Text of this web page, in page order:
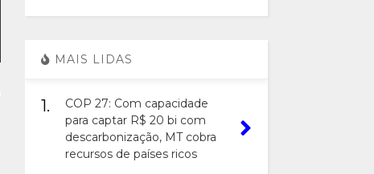
MAIS LIDAS
1.
COP 27: Com capacidade
para captar R$ 20 bi com
descarbonização, MT cobra
recursos de países ricos